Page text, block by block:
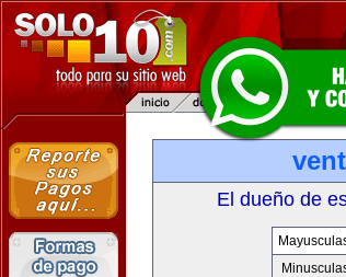
El dueño de